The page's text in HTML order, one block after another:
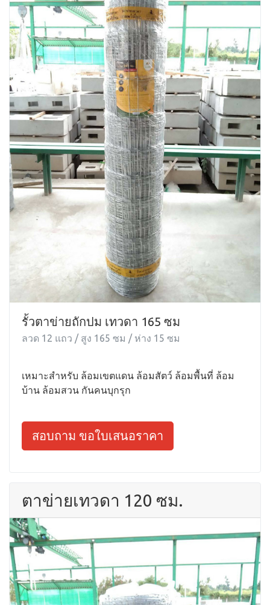
รั้วตาข่ายถักปม เทวดา 165 ซม
ลวด 12 แถว / สูง 165 ซม / ห่าง 15 ซม
เหมาะสำหรับ ล้อมเขตแดน ล้อมสัตว์ ล้อมพื้นที่ ล้อม
บ้าน ล้อมสวน กันคนบุกรุก
สอบถาม ขอใบเสนอราคา
ตาข่ายเทวดา 120 ซม.